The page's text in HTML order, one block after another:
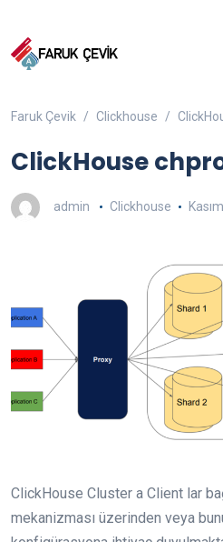
Faruk Çevik Clickhouse
ClickHouse
admin Clickhouse
ClickHouse Cluster a Client lar
mekanizması üzerinden veya